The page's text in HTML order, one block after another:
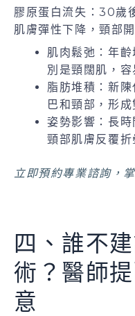
膠原蛋白流失：30歲
肌膚彈性下降，頸部
肌肉鬆弛：年
別是頸闊肌，
脂肪堆積：新
巴和頸部，形成
姿勢影響：長
頸部肌膚反覆折
立即預約專業諮詢，
四、誰不
術？醫師
意